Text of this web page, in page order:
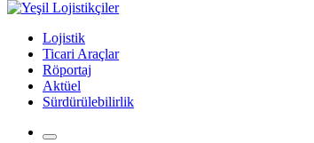
Lojistik
Ticari Araçlar
Röportaj
Aktüel
Sürdürülebilirlik